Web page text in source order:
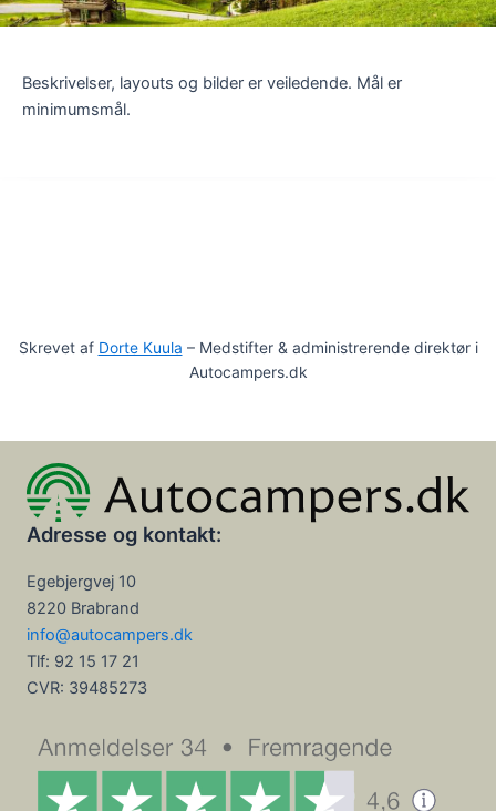
Beskrivelser, layouts og bilder er veiledende. Mål er
minimumsmål.
Skrevet af Dorte Kuula – Medstifter & administrerende direktør i
Autocampers.dk
Adresse og kontakt:
Egebjergvej 10
8220 Brabrand
info@autocampers.dk
Tlf: 92 15 17 21
CVR: 39485273